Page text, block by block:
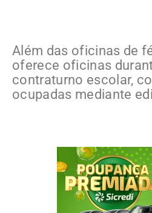
Além das oficinas de
oferece oficinas
contraturno escolar,
ocupadas mediante